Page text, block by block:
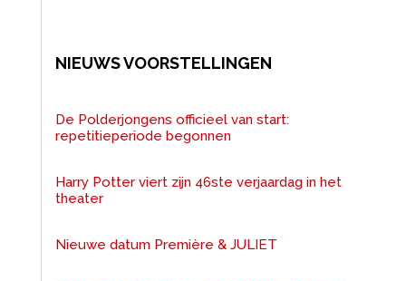
NIEUWS VOORSTELLINGEN
De Polderjongens officieel van start:
repetitieperiode begonnen
Harry Potter viert zijn 46ste verjaardag in het
theater
Nieuwe datum Première & JULIET